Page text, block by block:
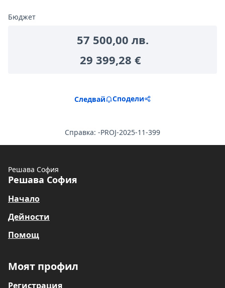
Бюджет
57 500,00 лв.
29 399,28 €
Следвай Сподели
Справка: -PROJ-2025-11-399
Решава София
Решава София
Начало
Дейности
Помощ
Моят профил
Регистрация